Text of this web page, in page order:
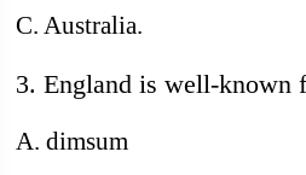
C. Australia.
3. England is well-known
A. dimsum